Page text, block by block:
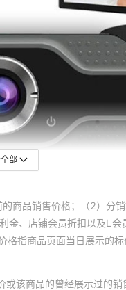
部
商品销售价格；（2）
、店铺会员折扣以及L
指商品页面当日展示的
该商品的曾经展示过的销